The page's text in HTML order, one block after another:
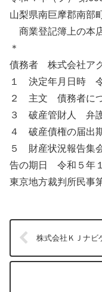
山梨県南巨摩郡南部
商業登記簿上の本
＊
債務者 株式会社ア
１ 決定年月日時 令
２ 主文 債務者につ
３ 破産管財人 弁
４ 破産債権の届出
５ 財産状況報告集
告の期日 令和５年
東京地方裁判所民事
株式会社ＫＪナビ